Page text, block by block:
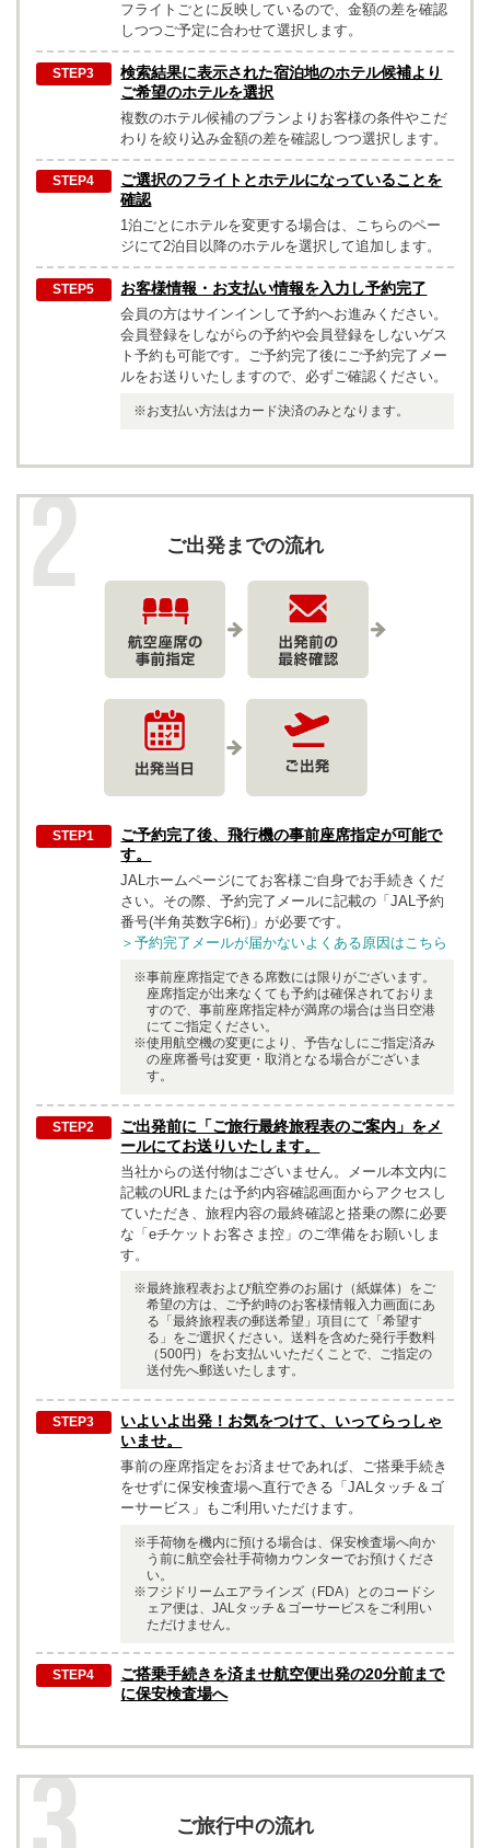
フライトごとに反映しているので、金額の差を確認
しつつご予定に合わせて選択します。
検索結果に表示された宿泊地のホテル候補より
ご希望のホテルを選択
複数のホテル候補のプランよりお客様の条件やこだ
わりを絞り込み金額の差を確認しつつ選択します。
ご選択のフライトとホテルになっていることを
確認
1泊ごとにホテルを変更する場合は、こちらのペー
ジにて2泊目以降のホテルを選択して追加します。
お客様情報・お支払い情報を入力し予約完了
会員の方はサインインして予約へお進みください。
会員登録をしながらの予約や会員登録をしないゲス
ト予約も可能です。ご予約完了後にご予約完了メー
ルをお送りいたしますので、必ずご確認ください。
お支払い方法はカード決済のみとなります。
ご出発までの流れ
ご予約完了後、飛行機の事前座席指定が可能で
す。
JALホームページにてお客様ご自身でお手続きくだ
さい。その際、予約完了メールに記載の「JAL予約
番号(半角英数字6桁)」が必要です。
＞予約完了メールが届かないよくある原因はこちら
事前座席指定できる席数には限りがございます。
座席指定が出来なくても予約は確保されておりま
すので、事前座席指定枠が満席の場合は当日空港
にてご指定ください。
使用航空機の変更により、予告なしにご指定済み
の座席番号は変更・取消となる場合がございま
す。
ご出発前に「ご旅行最終旅程表のご案内」をメ
ールにてお送りいたします。
当社からの送付物はございません。メール本文内に
記載のURLまたは予約内容確認画面からアクセスし
ていただき、旅程内容の最終確認と搭乗の際に必要
な「eチケットお客さま控」のご準備をお願いしま
す。
最終旅程表および航空券のお届け（紙媒体）をご
希望の方は、ご予約時のお客様情報入力画面にあ
る「最終旅程表の郵送希望」項目にて「希望す
る」をご選択ください。送料を含めた発行手数料
（500円）をお支払いいただくことで、ご指定の
送付先へ郵送いたします。
いよいよ出発！お気をつけて、いってらっしゃ
いませ。
事前の座席指定をお済ませであれば、ご搭乗手続き
をせずに保安検査場へ直行できる「JALタッチ＆ゴ
ーサービス」もご利用いただけます。
手荷物を機内に預ける場合は、保安検査場へ向か
う前に航空会社手荷物カウンターでお預けくださ
い。
フジドリームエアラインズ（FDA）とのコードシ
ェア便は、JALタッチ＆ゴーサービスをご利用い
ただけません。
ご搭乗手続きを済ませ航空便出発の20分前まで
に保安検査場へ
ご旅行中の流れ